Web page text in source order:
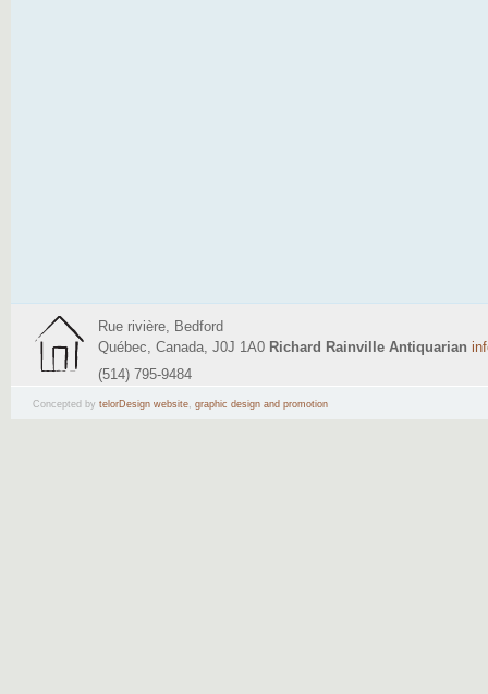
Rue rivière, Bedford
Québec, Canada, J0J 1A0 Richard Rainville Antiquarian
(514) 795-9484
Concepted by telorDesign website, graphic design and promotion